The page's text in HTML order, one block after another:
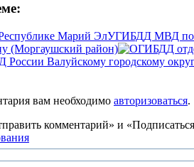
УГИБДД МВД по
(Моргаушский район)
вам необходимо авторизоваться.
комментарий» и